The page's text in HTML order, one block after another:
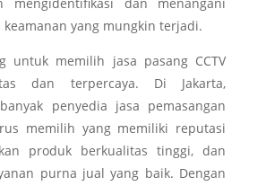
mengidentifikasi dan menangani
yang mungkin terjadi.
untuk memilih jasa pasang CCTV
dan terpercaya. Di Jakarta,
penyedia jasa pemasangan
memilih yang memiliki reputasi
produk berkualitas tinggi, dan
purna jual yang baik. Dengan